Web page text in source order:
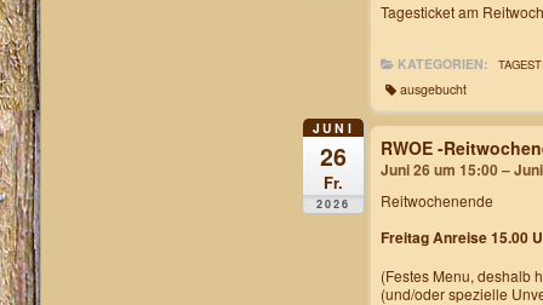
Tagesticket am
KATEGORIEN:
ausgebucht
JUNI
26
Fr.
2026
RWOE -
Juni 26 um 15:00 –
Reitwochenende
Freitag Anreise 15.00
(Festes Menu, deshalb
(und/oder spezielle